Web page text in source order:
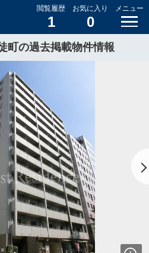
閲覧履歴
1
お気に入り
0
メニュー
町の過去掲載物件情報